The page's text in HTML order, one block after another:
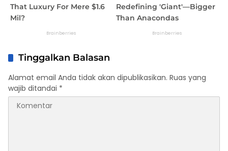
Tinggalkan Balasan
Alamat email Anda tidak akan dipublikasikan. Ruas yang
wajib ditandai *